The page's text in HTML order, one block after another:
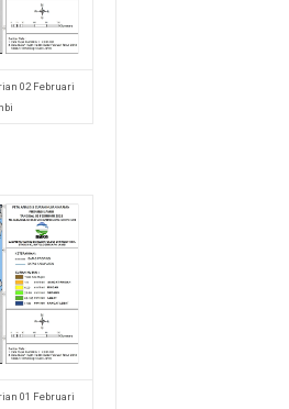
02 Februari
01 Februari